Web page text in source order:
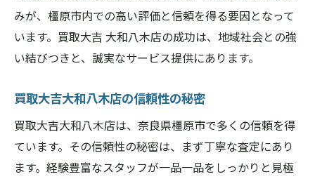
みが、橿原市内での高い評価と信頼を得る要因となって
います。買取大吉 大和八木店の成功は、地域社会との強
い結びつきと、誠実なサービス提供にあります。
買取大吉大和八木店の信頼性の秘密
買取大吉大和八木店は、奈良県橿原市で多くの信頼を得
ています。その信頼性の秘密は、まず丁寧な査定にあり
ます。経験豊富なスタッフが一品一品をしっかりと見極